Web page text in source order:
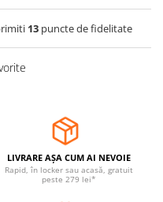
13puncte de fidelitate
LIVRARE AȘA CUM AI NEVOIE
Rapid, în locker sau acasă, gratuit
peste 279 lei*